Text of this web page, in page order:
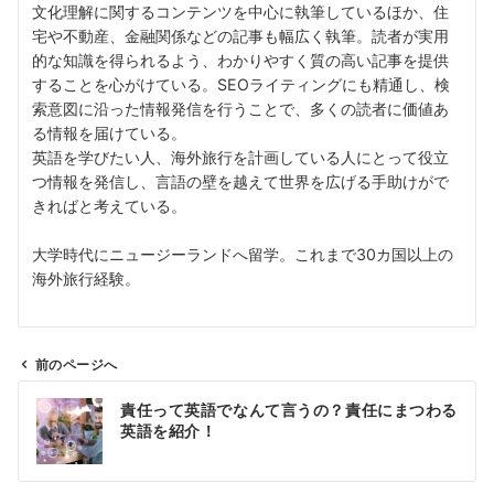
文化理解に関するコンテンツを中心に執筆しているほか、住
宅や不動産、金融関係などの記事も幅広く執筆。読者が実用
的な知識を得られるよう、わかりやすく質の高い記事を提供
することを心がけている。SEOライティングにも精通し、検
索意図に沿った情報発信を行うことで、多くの読者に価値あ
る情報を届けている。
英語を学びたい人、海外旅行を計画している人にとって役立
つ情報を発信し、言語の壁を越えて世界を広げる手助けがで
きればと考えている。
大学時代にニュージーランドへ留学。これまで30カ国以上の
海外旅行経験。
前のページへ
責任って英語でなんて言うの？責任にまつわる
英語を紹介！